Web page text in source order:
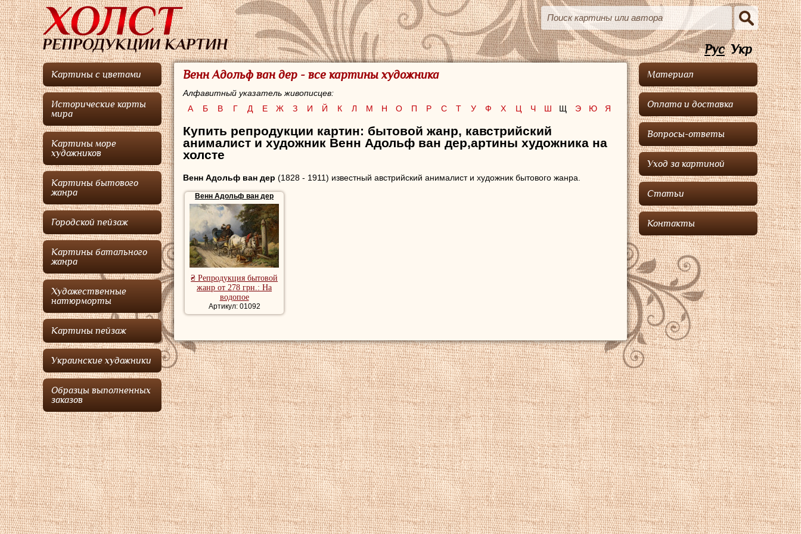
Рус Укр
Картины с цветами
Исторические карты
мира
Картины море
художников
Картины бытового
жанра
Городской пейзаж
Картины батального
жанра
Художественные
натюрморты
Картины пейзаж
Украинские художники
Образцы выполненных
заказов
Венн Адольф ван дер - все картины художника
Алфавитный указатель живописцев:
А
Б В Г Д Е Ж З И Й К Л М Н О П Р С Т У Ф Х Ц Ч Ш Щ Э Ю Я
Купить репродукции картин: бытовой жанр, кавстрийский
анималист и художник Венн Адольф ван дер,артины художника на
холсте
Венн Адольф ван дер (1828 - 1911) известный австрийский анималист и художник бытового жанра.
Венн Адольф ван дер
₴ Репродукция бытовой
жанр от 278 грн.: На
водопое
Артикул: 01092
Материал
Оплата и доставка
Вопросы-ответы
Уход за картиной
Статьи
Контакты